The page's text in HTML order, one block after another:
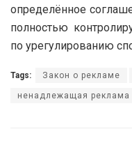
определённое
полностью
по урегулированию
Tags: Закон о рекламе
ненадлежащая реклама